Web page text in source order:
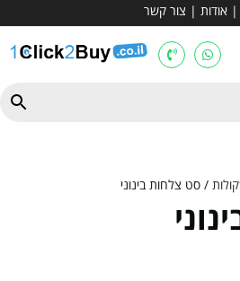
| אודות | צור קשר
/ סט צלחות בינוני